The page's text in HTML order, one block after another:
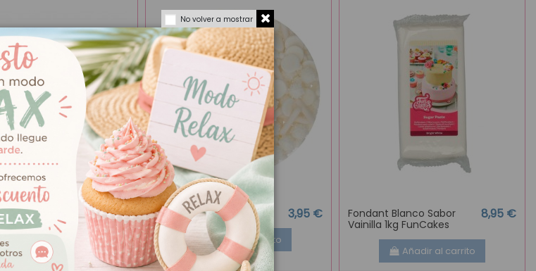
Azucren
7,95 €
Añadir al carrito
Sprinkles Medley White 3,95 €
Añadir al carrito
Fondant Blanco Sabor
Vainilla 1kg FunCakes
8,95 €
Añadir al carrito
No volver a mostrar